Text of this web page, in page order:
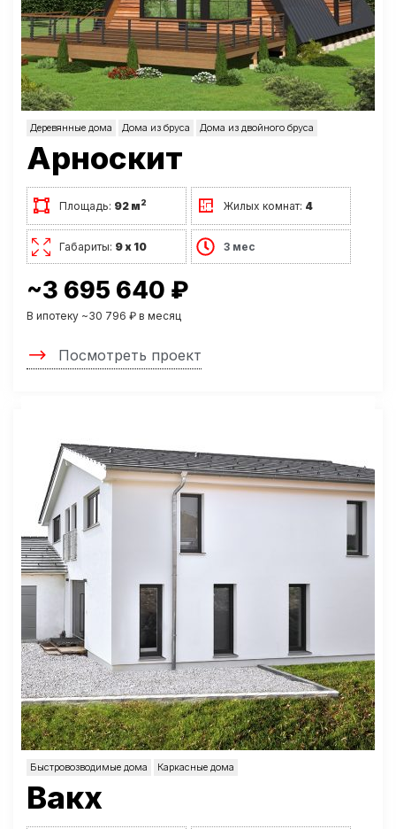
Деревянные дома Дома из бруса Дома из двойного бруса
Арноскит
Площадь: 92 м2 Жилых комнат: 4
Габариты: 9 х 10 3 мес
~3 695 640 ₽
В ипотеку ~30 796 ₽ в месяц
Посмотреть проект
Быстровозводимые дома Каркасные дома
Вакх